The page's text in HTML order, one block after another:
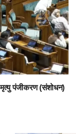
पंजीकरण (संशोधन)